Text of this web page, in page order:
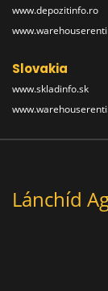
www.depozitinfo.ro
Slovakia
www.skladinfo.sk
Lánchíd